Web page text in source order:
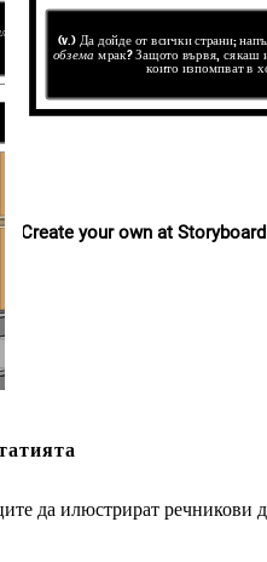
Create your own at
(v.) Да дойде от всички страни;
обзема мрак? Защото вървя, сякаш
които изпомпват в
да илюстрират